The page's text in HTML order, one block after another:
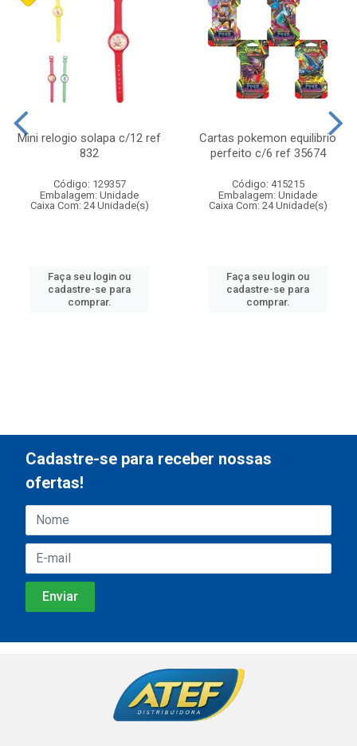
Mini relogio solapa c/12 ref
832
Código: 129357
Embalagem: Unidade
Caixa Com: 24 Unidade(s)
Faça seu login ou
cadastre-se para
comprar.
Cartas pokemon equilibrio
perfeito c/6 ref 35674
Código: 415215
Embalagem: Unidade
Caixa Com: 24 Unidade(s)
Faça seu login ou
cadastre-se para
comprar.
Cadastre-se para receber nossas
ofertas!